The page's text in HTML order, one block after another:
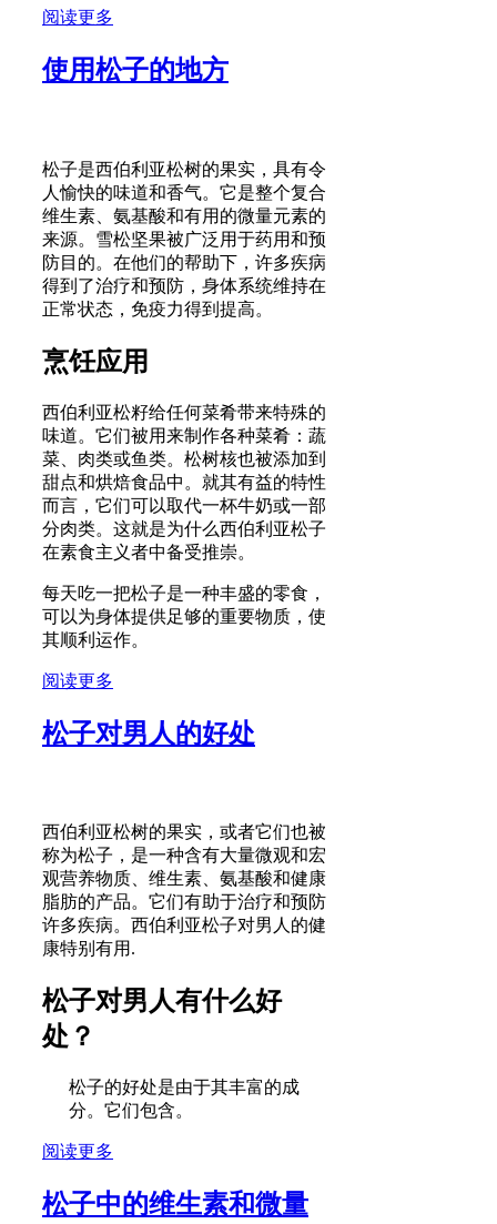
阅读更多
使用松子的地方
松子是西伯利亚松树的果实，具有令
人愉快的味道和香气。它是整个复合
维生素、氨基酸和有用的微量元素的
来源。雪松坚果被广泛用于药用和预
防目的。在他们的帮助下，许多疾病
得到了治疗和预防，身体系统维持在
正常状态，免疫力得到提高。
烹饪应用
西伯利亚松籽给任何菜肴带来特殊的
味道。它们被用来制作各种菜肴：蔬
菜、肉类或鱼类。松树核也被添加到
甜点和烘焙食品中。就其有益的特性
而言，它们可以取代一杯牛奶或一部
分肉类。这就是为什么西伯利亚松子
在素食主义者中备受推崇。
每天吃一把松子是一种丰盛的零食，
可以为身体提供足够的重要物质，使
其顺利运作。
阅读更多
松子对男人的好处
西伯利亚松树的果实，或者它们也被
称为松子，是一种含有大量微观和宏
观营养物质、维生素、氨基酸和健康
脂肪的产品。它们有助于治疗和预防
许多疾病。西伯利亚松子对男人的健
康特别有用.
松子对男人有什么好
处？
松子的好处是由于其丰富的成
分。它们包含。
阅读更多
松子中的维生素和微量